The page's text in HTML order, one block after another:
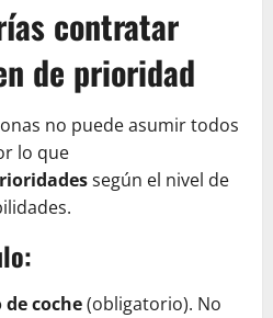
contratar
de prioridad
no puede asumir todos
lo que
según el nivel de
de coche(obligatorio). No